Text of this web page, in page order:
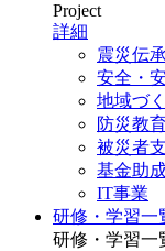
Project
詳細
震災伝承
安全・
地域づ
防災教
被災者
基金助
IT事業
研修・学習一
研修・学習一